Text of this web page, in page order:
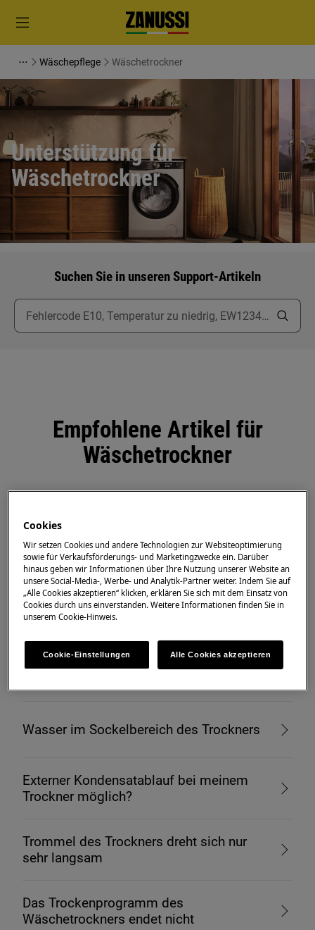
Wäschepflege Wäschetrockner
Unterstützung für
Wäschetrockner
Suchen Sie in unseren Support-Artikeln
Empfohlene Artikel für
Wäschetrockner
Beim Wäschetrockner blinkt die Anzeige
während des Trocknens
Aufstellbedingungen für Trockner, um
übermäßige Feuchtigkeitsbildung zu
vermeiden
Wie kann ich meinen Trockner
Wasser im Sockelbereich des Trockners
Externer Kondensatablauf bei meinem
Trockner möglich?
Trommel des Trockners dreht sich nur
sehr langsam
Das Trockenprogramm des
Wäschetrockners endet nicht
Cookies
Wir setzen Cookies und andere Technologien zur Websiteoptimierung
sowie für Verkaufsförderungs- und Marketingzwecke ein. Darüber
hinaus geben wir Informationen über Ihre Nutzung unserer Website an
unsere Social-Media-, Werbe- und Analytik-Partner weiter. Indem Sie auf
„Alle Cookies akzeptieren“ klicken, erklären Sie sich mit dem Einsatz von
Cookies durch uns einverstanden. Weitere Informationen finden Sie in
unserem Cookie-Hinweis.
Cookie-Einstellungen Alle Cookies akzeptieren